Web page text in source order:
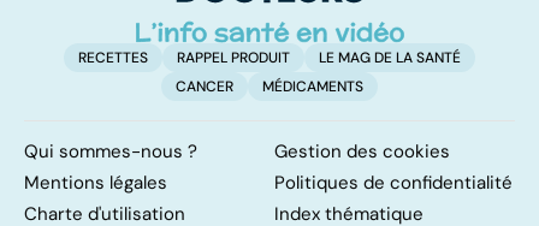
RECETTES RAPPEL PRODUIT
LE MAG DE LA SANTÉ
CANCER
MÉDICAMENTS
Qui sommes-nous ?
Gestion des cookies
Mentions légales
Politiques de confidentialité
Charte d'utilisation
Index thématique